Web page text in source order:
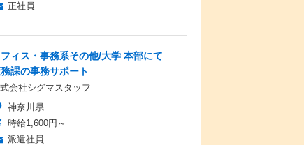
正社員
ィス・事務系その他/大学 本部にて
課の事務サポート
会社シグマスタッフ
神奈川県
時給1,600円～
派遣社員